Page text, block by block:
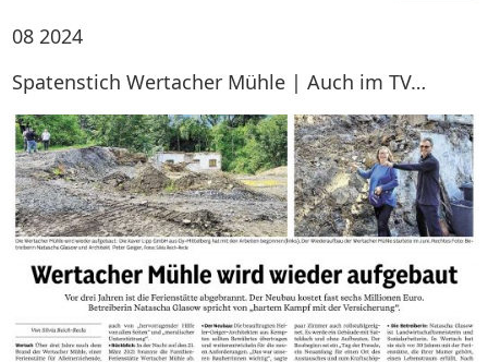
08 2024
Spatenstich Wertacher Mühle | Auch im TV…